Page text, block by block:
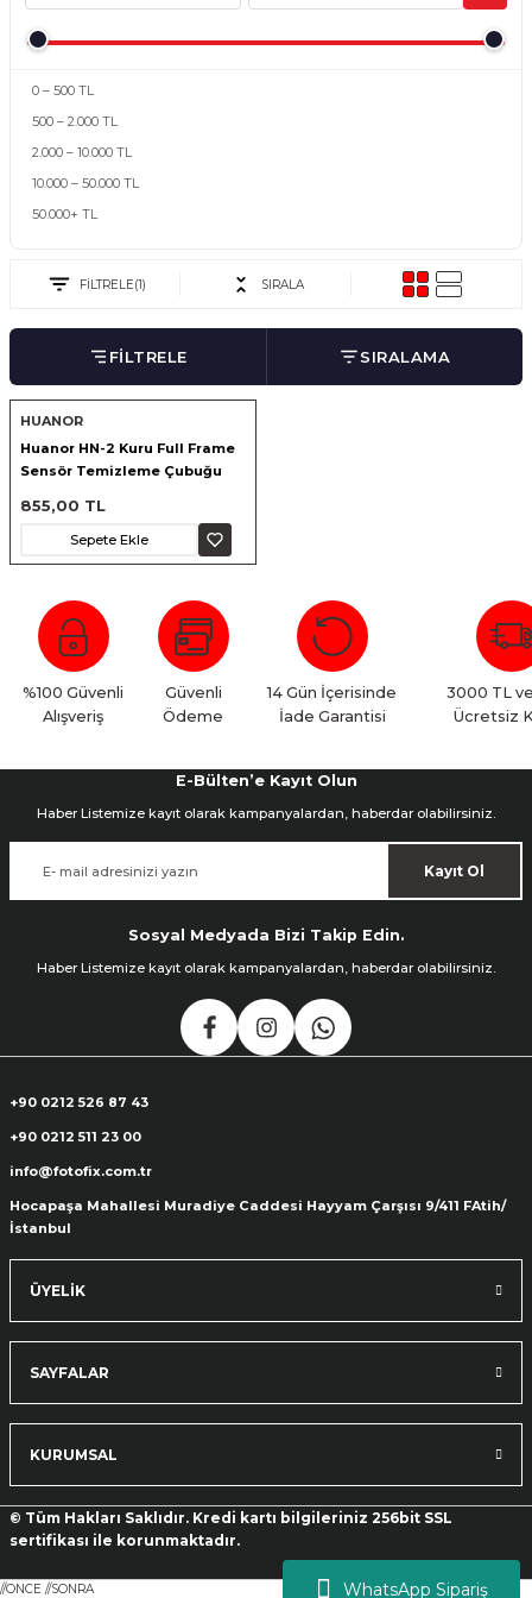
WhatsApp Sipariş
Cihazları
Setleri
0 – 500 TL
500 – 2.000 TL
2.000 – 10.000 TL
10.000 – 50.000 TL
50.000+ TL
FİLTRELE(1) SIRALA
FİLTRELE SIRALAMA
HUANOR
Huanor HN-2 Kuru Full Frame
Sensör Temizleme Çubuğu
855,00 TL
Sepete Ekle
%100 Güvenli
Alışveriş
Güvenli
Ödeme
14 Gün İçerisinde
İade Garantisi
3000 TL
Ücretsiz
E-Bülten’e Kayıt Olun
Haber Listemize kayıt olarak kampanyalardan, haberdar olabilirsiniz.
Kayıt Ol
Sosyal Medyada Bizi Takip Edin.
Haber Listemize kayıt olarak kampanyalardan, haberdar olabilirsiniz.
+90 0212 526 87 43
+90 0212 511 23 00
info@fotofix.com.tr
Hocapaşa Mahallesi Muradiye Caddesi Hayyam Çarşısı 9/411 FAtih/
İstanbul
ÜYELİK
SAYFALAR
KURUMSAL
© Tüm Hakları Saklıdır. Kredi kartı bilgileriniz 256bit SSL
sertifikası ile korunmaktadır.
//ONCE //SONRA